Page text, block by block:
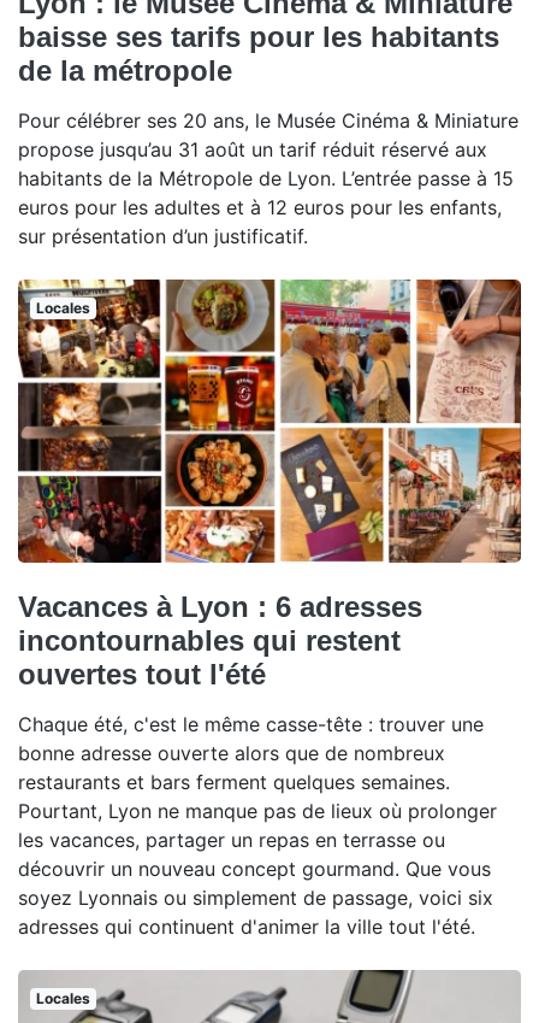
baisse ses tarifs pour les habitants
de la métropole
Pour célébrer ses 20 ans, le Musée Cinéma & Miniature
propose jusqu’au 31 août un tarif réduit réservé aux
habitants de la Métropole de Lyon. L’entrée passe à 15
euros pour les adultes et à 12 euros pour les enfants,
sur présentation d’un justificatif.
Locales
Vacances à Lyon : 6 adresses
incontournables qui restent
ouvertes tout l'été
Chaque été, c'est le même casse-tête : trouver une
bonne adresse ouverte alors que de nombreux
restaurants et bars ferment quelques semaines.
Pourtant, Lyon ne manque pas de lieux où prolonger
les vacances, partager un repas en terrasse ou
découvrir un nouveau concept gourmand. Que vous
soyez Lyonnais ou simplement de passage, voici six
adresses qui continuent d'animer la ville tout l'été.
Locales